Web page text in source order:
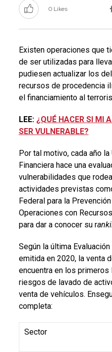
0 Likes
Existen operaciones que
de ser utilizadas para
pudiesen actualizar los
recursos de procedencia
el financiamiento al
LEE: ¿QUÉ HACER SI MI
SER VULNERABLE?
Por tal motivo, cada año
Financiera hace una
vulnerabilidades que
actividades previstas
Federal para la
Operaciones con
para dar a conocer su r
Según la última
emitida en 2020, la venta
encuentra en los primeros
riesgos de lavado de
venta de vehículos.
completa:
Sector